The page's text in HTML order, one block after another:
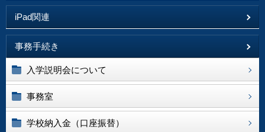
iPad関連
事務手続き
入学説明会について
事務室
学校納入金（口座振替）